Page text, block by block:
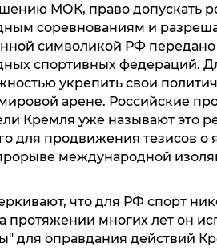
МОК, право допускать
соревнованиям и
символикой РФ
спортивных федераций.
укрепить свои
арене. Российские
Кремля уже называют это
для продвижения тезисов
международной
что для РФ спорт
протяжении многих лет он
для оправдания действий